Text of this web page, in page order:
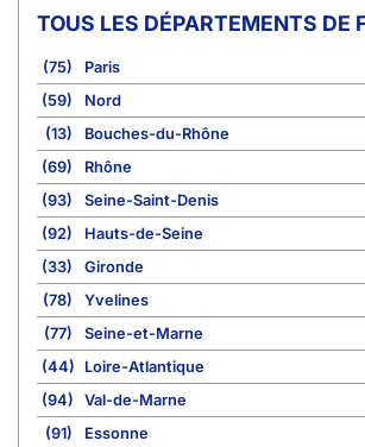
TOUS LES DÉPARTEMENTS DE
(75)
Paris
(59)
Nord
(13)
Bouches-du-Rhône
(69)
Rhône
(93)
Seine-Saint-Denis
(92)
Hauts-de-Seine
(33)
Gironde
(78)
Yvelines
(77)
Seine-et-Marne
(44)
Loire-Atlantique
(94)
Val-de-Marne
(91)
Essonne